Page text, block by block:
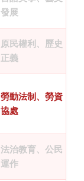
發展
原民權利、歷史
正義
勞動法制、勞資
協處
法治教育、公民
運作